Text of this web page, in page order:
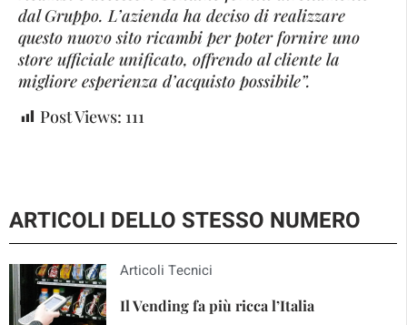
dal Gruppo. L’azienda ha deciso di realizzare
questo nuovo sito ricambi per poter fornire uno
store ufficiale unificato, offrendo al cliente la
migliore esperienza d’acquisto possibile”.
Post Views: 111
ARTICOLI DELLO STESSO NUMERO
Articoli Tecnici
Il Vending fa più ricca l’Italia